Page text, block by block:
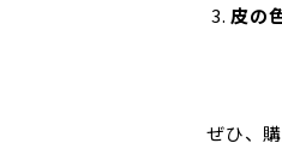
皮の
ぜひ、